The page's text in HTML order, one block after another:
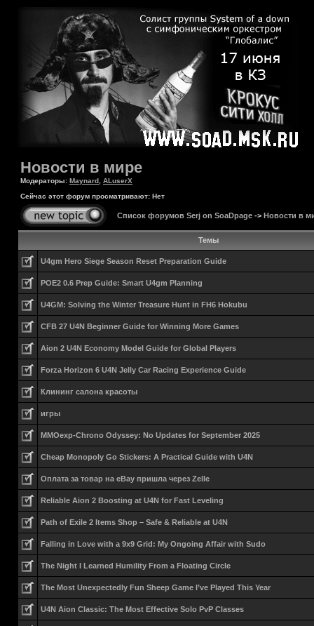
Новости в мире
Модераторы: Maynard ALuserX
Сейчас этот форум просматривают: Нет
Список форумов Serj on SoaDpage -> Новости в
Темы
U4gm Hero Siege Season Reset Preparation Guide
POE2 0.6 Prep Guide: Smart U4gm Planning
U4GM: Solving the Winter Treasure Hunt in FH6 Hokubu
CFB 27 U4N Beginner Guide for Winning More Games
Aion 2 U4N Economy Model Guide for Global Players
Forza Horizon 6 U4N Jelly Car Racing Experience Guide
Клининг салона красоты
игры
MMOexp-Chrono Odyssey: No Updates for September 2025
Cheap Monopoly Go Stickers: A Practical Guide with U4N
Оплата за товар на eBay пришла через Zelle
Reliable Aion 2 Boosting at U4N for Fast Leveling
Path of Exile 2 Items Shop – Safe & Reliable at U4N
Falling in Love with a 9x9 Grid: My Ongoing Affair with Sudo
The Night I Learned Humility From a Floating Circle
The Most Unexpectedly Fun Sheep Game I’ve Played This Year
U4N Aion Classic: The Most Effective Solo PvP Classes